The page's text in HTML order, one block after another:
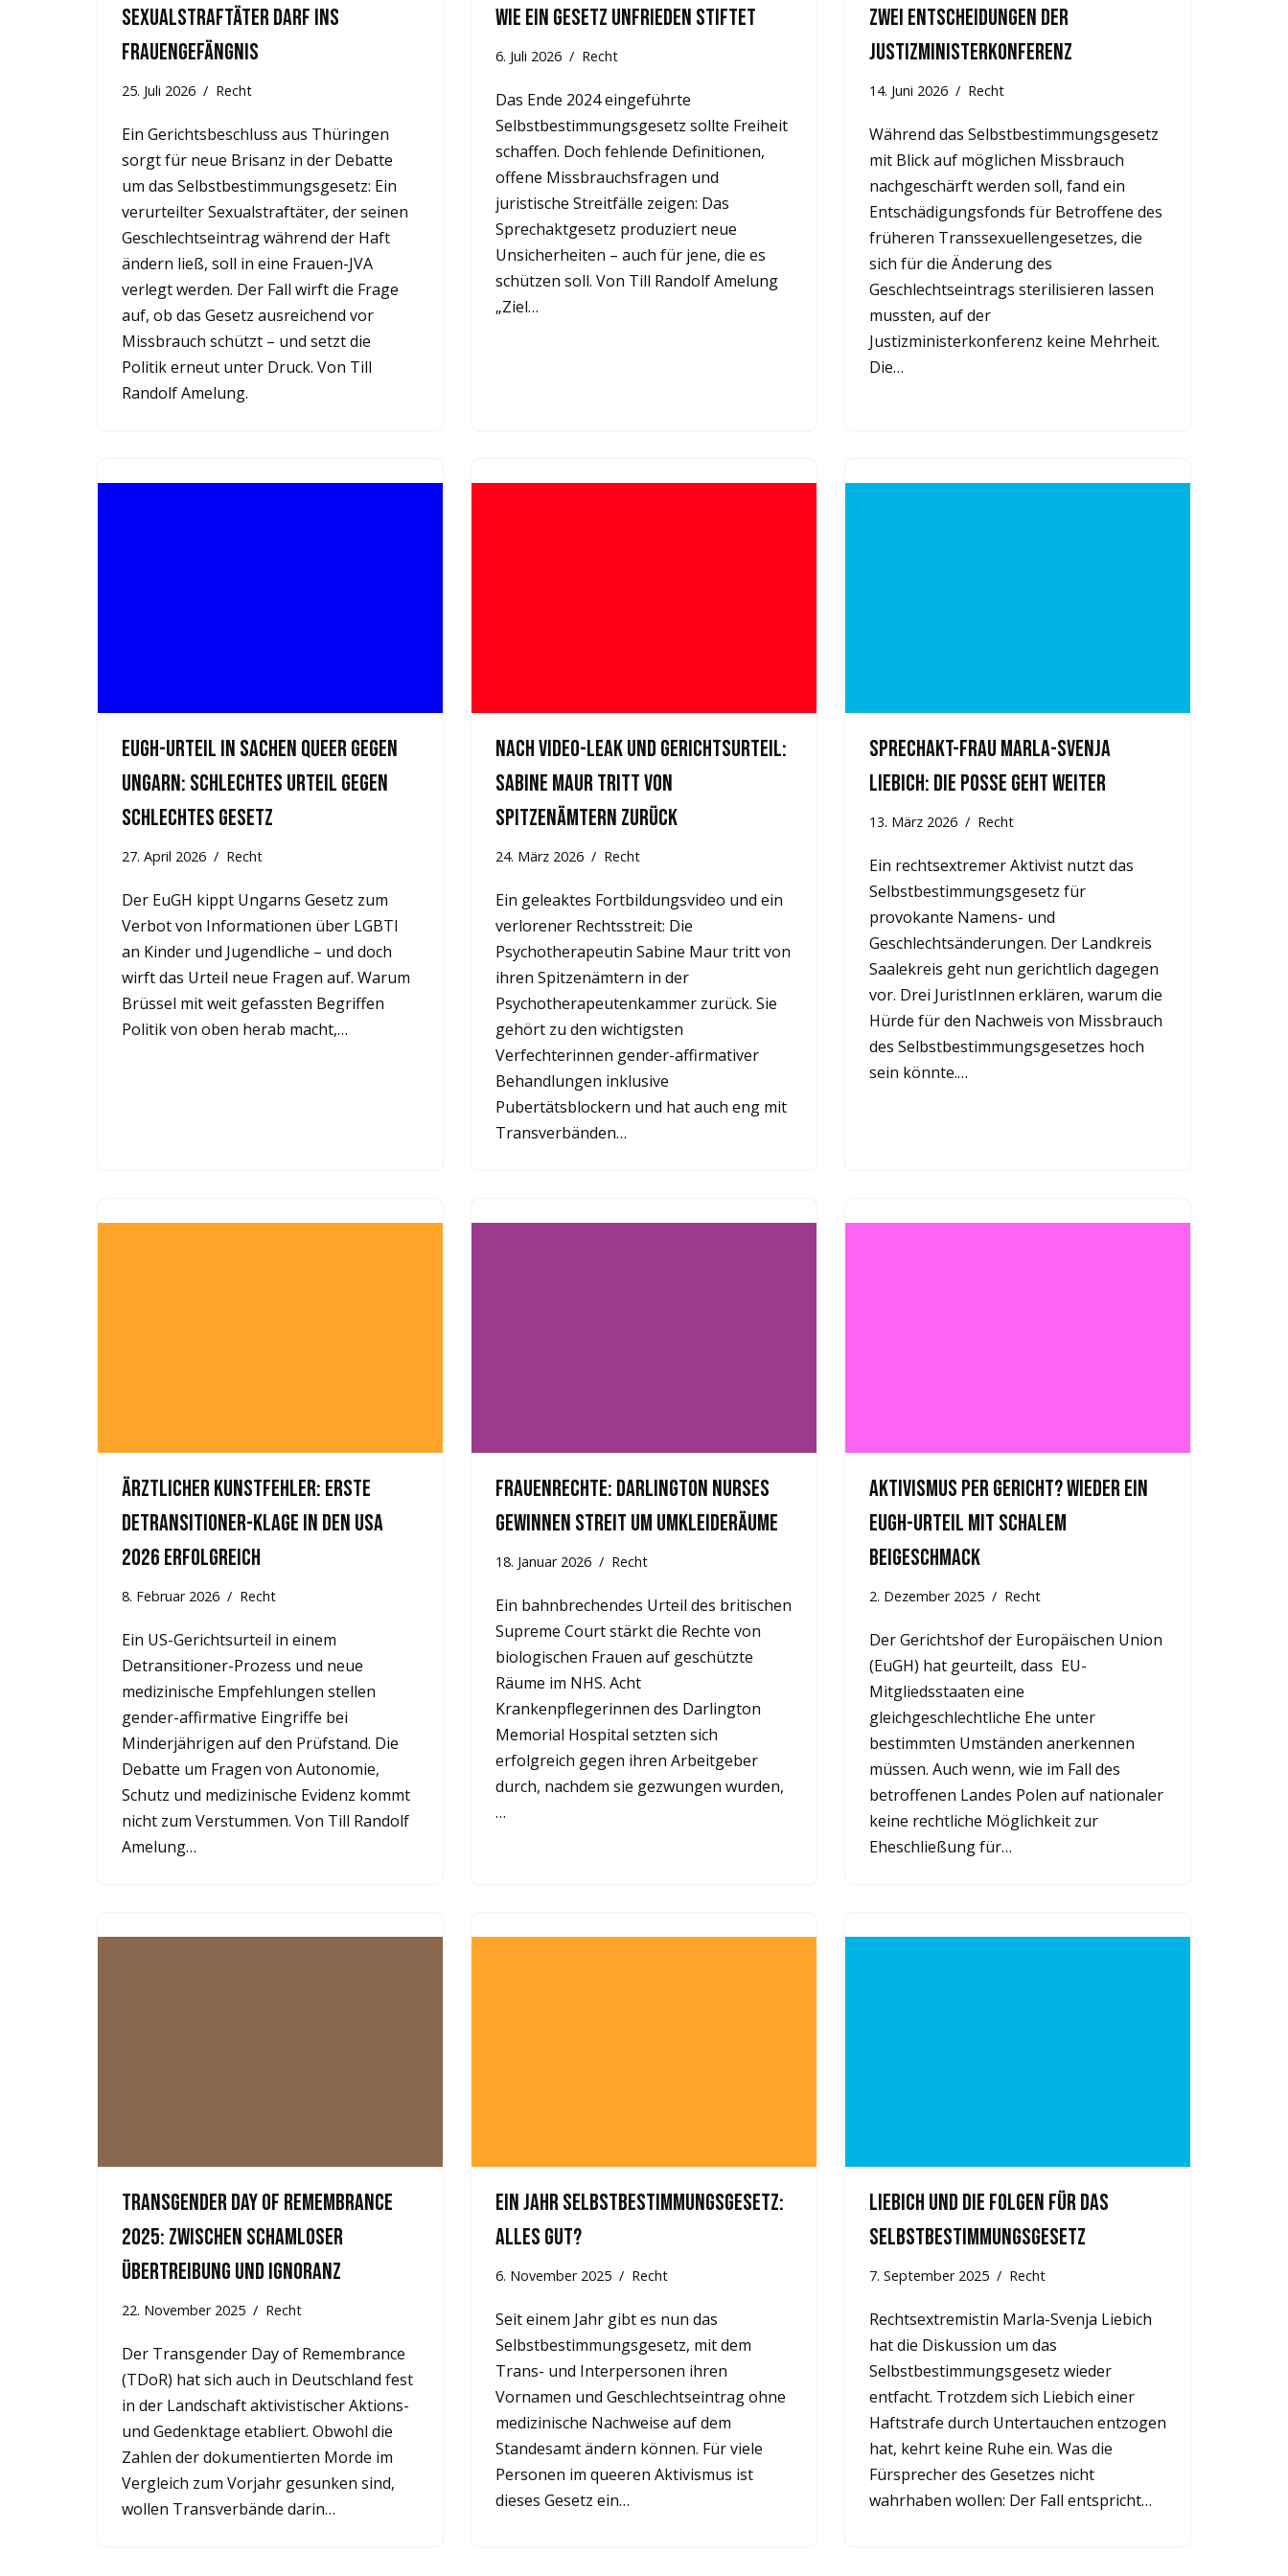
Sexualstraftäter darf ins
Frauengefängnis
25. Juli 2026 Recht
Ein Gerichtsbeschluss aus Thüringen
sorgt für neue Brisanz in der Debatte
um das Selbstbestimmungsgesetz: Ein
verurteilter Sexualstraftäter, der seinen
Geschlechtseintrag während der Haft
ändern ließ, soll in eine Frauen-JVA
verlegt werden. Der Fall wirft die Frage
auf, ob das Gesetz ausreichend vor
Missbrauch schützt – und setzt die
Politik erneut unter Druck. Von Till
Randolf Amelung.
Wie ein Gesetz Unfrieden stiftet
6. Juli 2026 Recht
Das Ende 2024 eingeführte
Selbstbestimmungsgesetz sollte Freiheit
schaffen. Doch fehlende Definitionen,
offene Missbrauchsfragen und
juristische Streitfälle zeigen: Das
Sprechaktgesetz produziert neue
Unsicherheiten – auch für jene, die es
schützen soll. Von Till Randolf Amelung
„Ziel…
Zwei Entscheidungen der
Justizministerkonferenz
14. Juni 2026 Recht
Während das Selbstbestimmungsgesetz
mit Blick auf möglichen Missbrauch
nachgeschärft werden soll, fand ein
Entschädigungsfonds für Betroffene des
früheren Transsexuellengesetzes, die
sich für die Änderung des
Geschlechtseintrags sterilisieren lassen
mussten, auf der
Justizministerkonferenz keine Mehrheit.
Die…
EuGH-Urteil in Sachen Queer gegen
Ungarn: Schlechtes Urteil gegen
schlechtes Gesetz
27. April 2026 Recht
Der EuGH kippt Ungarns Gesetz zum
Verbot von Informationen über LGBTI
an Kinder und Jugendliche – und doch
wirft das Urteil neue Fragen auf. Warum
Brüssel mit weit gefassten Begriffen
Politik von oben herab macht,…
Nach Video-Leak und Gerichtsurteil:
Sabine Maur tritt von
Spitzenämtern zurück
24. März 2026 Recht
Ein geleaktes Fortbildungsvideo und ein
verlorener Rechtsstreit: Die
Psychotherapeutin Sabine Maur tritt von
ihren Spitzenämtern in der
Psychotherapeutenkammer zurück. Sie
gehört zu den wichtigsten
Verfechterinnen gender-affirmativer
Behandlungen inklusive
Pubertätsblockern und hat auch eng mit
Transverbänden…
Sprechakt-Frau Marla-Svenja
Liebich: Die Posse geht weiter
13. März 2026 Recht
Ein rechtsextremer Aktivist nutzt das
Selbstbestimmungsgesetz für
provokante Namens- und
Geschlechtsänderungen. Der Landkreis
Saalekreis geht nun gerichtlich dagegen
vor. Drei JuristInnen erklären, warum die
Hürde für den Nachweis von Missbrauch
des Selbstbestimmungsgesetzes hoch
sein könnte.…
Ärztlicher Kunstfehler: Erste
Detransitioner-Klage in den USA
2026 erfolgreich
8. Februar 2026 Recht
Ein US-Gerichtsurteil in einem
Detransitioner-Prozess und neue
medizinische Empfehlungen stellen
gender-affirmative Eingriffe bei
Minderjährigen auf den Prüfstand. Die
Debatte um Fragen von Autonomie,
Schutz und medizinische Evidenz kommt
nicht zum Verstummen. Von Till Randolf
Amelung…
Frauenrechte: Darlington Nurses
gewinnen Streit um Umkleideräume
18. Januar 2026 Recht
Ein bahnbrechendes Urteil des britischen
Supreme Court stärkt die Rechte von
biologischen Frauen auf geschützte
Räume im NHS. Acht
Krankenpflegerinnen des Darlington
Memorial Hospital setzten sich
erfolgreich gegen ihren Arbeitgeber
durch, nachdem sie gezwungen wurden,
…
Aktivismus per Gericht? Wieder ein
EuGH-Urteil mit schalem
Beigeschmack
2. Dezember 2025 Recht
Der Gerichtshof der Europäischen Union
(EuGH) hat geurteilt, dass EU-
Mitgliedsstaaten eine
gleichgeschlechtliche Ehe unter
bestimmten Umständen anerkennen
müssen. Auch wenn, wie im Fall des
betroffenen Landes Polen auf nationaler
keine rechtliche Möglichkeit zur
Eheschließung für…
Transgender Day of Remembrance
2025: Zwischen schamloser
Übertreibung und Ignoranz
22. November 2025 Recht
Der Transgender Day of Remembrance
(TDoR) hat sich auch in Deutschland fest
in der Landschaft aktivistischer Aktions-
und Gedenktage etabliert. Obwohl die
Zahlen der dokumentierten Morde im
Vergleich zum Vorjahr gesunken sind,
wollen Transverbände darin…
Ein Jahr Selbstbestimmungsgesetz:
Alles gut?
6. November 2025 Recht
Seit einem Jahr gibt es nun das
Selbstbestimmungsgesetz, mit dem
Trans- und Interpersonen ihren
Vornamen und Geschlechtseintrag ohne
medizinische Nachweise auf dem
Standesamt ändern können. Für viele
Personen im queeren Aktivismus ist
dieses Gesetz ein…
Liebich und die Folgen für das
Selbstbestimmungsgesetz
7. September 2025 Recht
Rechtsextremistin Marla-Svenja Liebich
hat die Diskussion um das
Selbstbestimmungsgesetz wieder
entfacht. Trotzdem sich Liebich einer
Haftstrafe durch Untertauchen entzogen
hat, kehrt keine Ruhe ein. Was die
Fürsprecher des Gesetzes nicht
wahrhaben wollen: Der Fall entspricht…